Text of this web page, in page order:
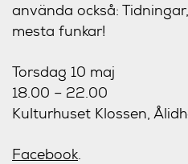
använda också:
mesta funkar!
Torsdag 10 maj
18.00 – 22.00
Kulturhuset Klossen,
Facebook.